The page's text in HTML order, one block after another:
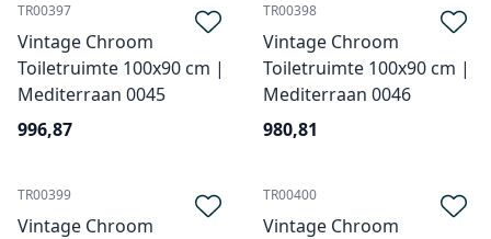
TR00397
Vintage Chroom
Toiletruimte 100x90 cm |
Mediterraan 0045
996,87
TR00398
Vintage Chroom
Toiletruimte 100x90 cm |
Mediterraan 0046
980,81
TR00399
Vintage Chroom
TR00400
Vintage Chroom